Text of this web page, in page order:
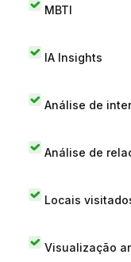
MBTI
IA Insights
Análise de
Análise de
Locais
Visualização